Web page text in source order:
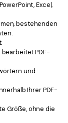
Excel,
bestehenden
bearbeitet PDF-
und
Ihrer PDF-
Größe, ohne die